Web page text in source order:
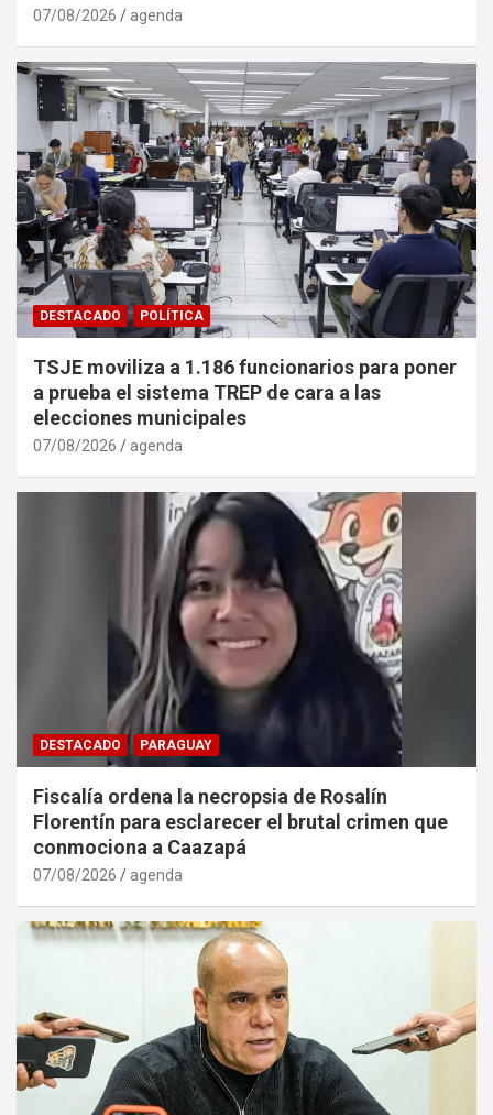
07/08/2026 agenda
DESTACADO POLÍTICA
TSJE moviliza a 1.186 funcionarios para poner
a prueba el sistema TREP de cara a las
elecciones municipales
07/08/2026 agenda
DESTACADO PARAGUAY
Fiscalía ordena la necropsia de Rosalín
Florentín para esclarecer el brutal crimen que
conmociona a Caazapá
07/08/2026 agenda